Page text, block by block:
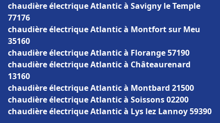
chaudière électrique Atlantic à Savigny le Temple
77176
chaudière électrique Atlantic à Montfort sur Meu
35160
chaudière électrique Atlantic à Florange 57190
chaudière électrique Atlantic à Châteaurenard
13160
chaudière électrique Atlantic à Montbard 21500
chaudière électrique Atlantic à Soissons 02200
chaudière électrique Atlantic à Lys lez Lannoy 59390